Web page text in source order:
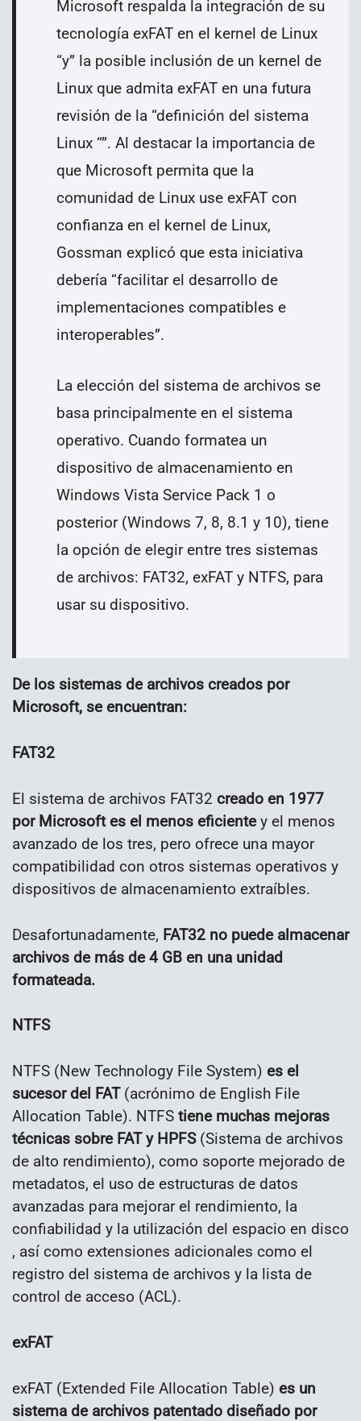
Microsoft respalda la integración de su
tecnología exFAT en el kernel de Linux
“y” la posible inclusión de un kernel de
Linux que admita exFAT en una futura
revisión de la “definición del sistema
Linux “”. Al destacar la importancia de
que Microsoft permita que la
comunidad de Linux use exFAT con
confianza en el kernel de Linux,
Gossman explicó que esta iniciativa
debería “facilitar el desarrollo de
implementaciones compatibles e
interoperables”.
La elección del sistema de archivos se
basa principalmente en el sistema
operativo. Cuando formatea un
dispositivo de almacenamiento en
Windows Vista Service Pack 1 o
posterior (Windows 7, 8, 8.1 y 10), tiene
la opción de elegir entre tres sistemas
de archivos: FAT32, exFAT y NTFS, para
usar su dispositivo.
De los sistemas de archivos creados por
Microsoft, se encuentran:
FAT32
El sistema de archivos FAT32 creado en 1977
por Microsoft es el menos eficientey el menos
avanzado de los tres, pero ofrece una mayor
compatibilidad con otros sistemas operativos y
dispositivos de almacenamiento extraíbles.
Desafortunadamente, FAT32 no puede almacenar
archivos de más de 4 GB en una unidad
formateada.
NTFS
NTFS (New Technology File System) es el
sucesor del FAT(acrónimo de English File
Allocation Table). NTFS tiene muchas mejoras
técnicas sobre FAT y HPFS(Sistema de archivos
de alto rendimiento), como soporte mejorado de
metadatos, el uso de estructuras de datos
avanzadas para mejorar el rendimiento, la
confiabilidad y la utilización del espacio en disco
, así como extensiones adicionales como el
registro del sistema de archivos y la lista de
control de acceso (ACL).
exFAT
exFAT (Extended File Allocation Table) es un
sistema de archivos patentado diseñado por